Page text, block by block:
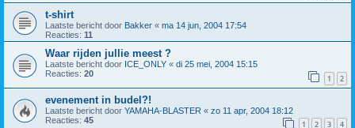
t-shirt
Laatste bericht door Bakker « ma 14 jun, 2004 17:54
Reacties: 11
Waar rijden jullie meest ?
Laatste bericht door ICE_ONLY « di 25 mei, 2004 15:15
Reacties: 20 1 2
evenement in budel?!
Laatste bericht door YAMAHA-BLASTER « zo 11 apr, 2004 18:12
Reacties: 45 1 2 3 4